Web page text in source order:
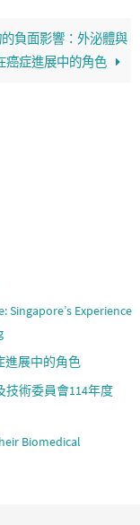
負面影響：外泌體與
癌症進展中的角色
Singapore’s Experience
進展中的角色
術委員會114年度
Biomedical